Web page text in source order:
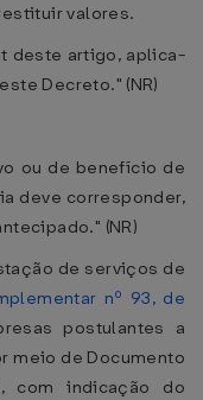
valores.
deste artigo, aplica-
Decreto." (NR)
ou de benefício de
deve corresponder,
(NR)
de serviços de
nº 93, de
postulantes a
meio de Documento
com indicação do